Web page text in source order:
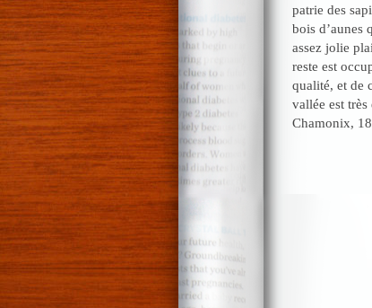
patrie des
bois d’aunes
assez jolie
reste est
qualité, et de
vallée est très
Chamonix,